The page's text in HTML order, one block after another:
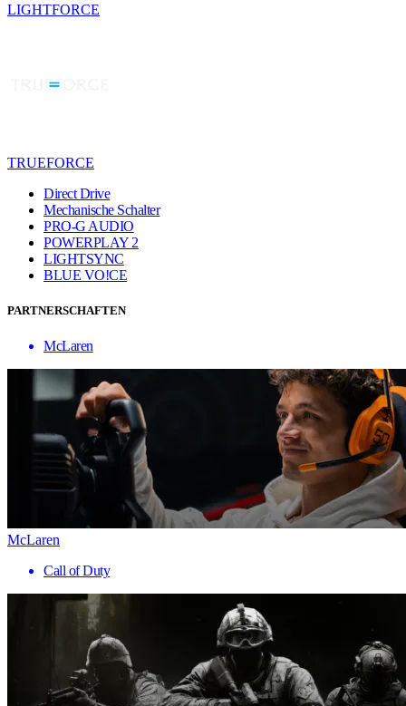
LIGHTFORCE
TRUEFORCE
Direct Drive
Mechanische Schalter
PRO-G AUDIO
POWERPLAY 2
LIGHTSYNC
BLUE VO!CE
PARTNERSCHAFTEN
McLaren
McLaren
Call of Duty